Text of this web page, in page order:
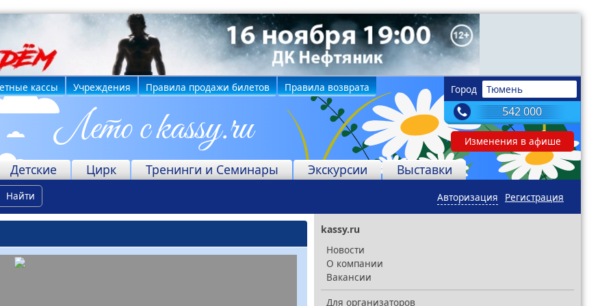
Город Тюмень
542 000
Изменения в афише
кассы Учреждения Правила продажи билетов Правила возврата
Детские Цирк Тренинги и Семинары Экскурсии Выставки
Найти Регистрация
Авторизация
kassy.ru
Новости
О компании
Вакансии
Для организаторов